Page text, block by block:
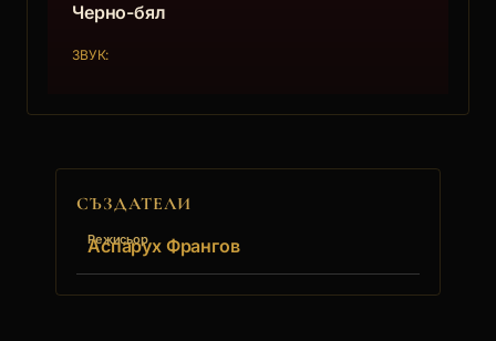
Черно-бял
ЗВУК:
СЪЗДАТЕЛИ
Режисьор
Аспарух Франгов